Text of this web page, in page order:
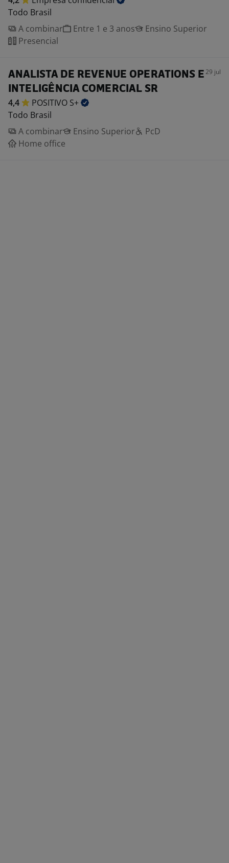
Todo Brasil
A combinar
Entre 1 e 3 anos
Ensino Superior
Presencial
ANALISTA DE REVENUE OPERATIONS E
INTELIGÊNCIA COMERCIAL SR
29 jul
4,4 POSITIVO S+
Todo Brasil
A combinar
Ensino Superior
PcD
Home office